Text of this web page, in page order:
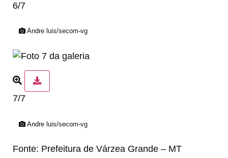
6/7
Andre luis/secom-vg
7/7
Andre luis/secom-vg
Fonte: Prefeitura de Várzea Grande – MT